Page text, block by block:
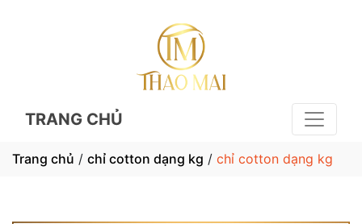
TRANG CHỦ
Trang chủ / chỉ cotton dạng kg / chỉ cotton dạng kg